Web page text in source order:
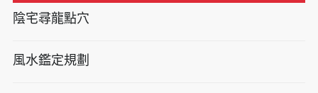
陰宅尋龍點穴
風水鑑定規劃